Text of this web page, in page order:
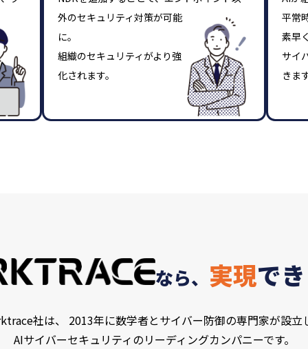
外のセキュリティ対策が可能
に。
組織のセキュリティがより強
化されます。
平常
素早
サイ
きま
なら、 実現で
社は、 2013年に数学者とサイバー防御の専門家が設立
AIサイバーセキュリティのリーディングカンパニーです。